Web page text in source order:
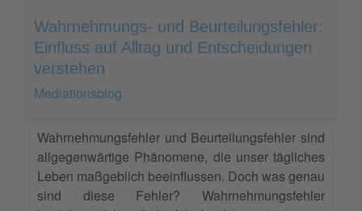
Wahrnehmungs- und Beurteilungsfehler:
Einfluss auf Alltag und Entscheidungen
verstehen
Mediationsblog
Wahrnehmungsfehler und Beurteilungsfehler sind
allgegenwärtige Phänomene, die unser tägliches
Leben maßgeblich beeinflussen. Doch was genau
sind diese Fehler? Wahrnehmungsfehler